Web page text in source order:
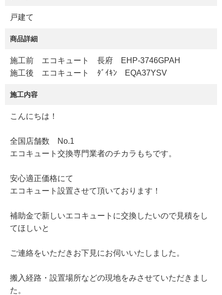
戸建て
商品詳細
施工前 エコキュート 長府 EHP-3746GPAH
施工後 エコキュート ﾀﾞｲｷﾝ EQA37YSV
施工内容
こんにちは！
全国店舗数 No.1
エコキュート交換専門業者のチカラもちです。
安心適正価格にて
エコキュート設置させて頂いております！
補助金で新しいエコキュートに交換したいので見積をし
てほしいと
ご連絡をいただきお下見にお伺いいたしました。
搬入経路・設置場所などの現地をみさせていただきまし
た。